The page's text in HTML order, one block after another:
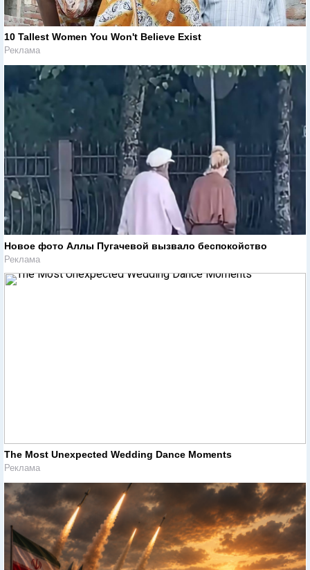
10 Tallest Women You Won't Believe Exist
Реклама
Новое фото Аллы Пугачевой вызвало беспокойство
Реклама
The Most Unexpected Wedding Dance Moments
Реклама